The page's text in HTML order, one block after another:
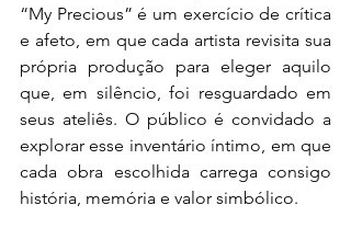
“My Precious” é um exercício de crítica
e afeto, em que cada artista revisita sua
própria produção para eleger aquilo
que, em silêncio, foi resguardado em
seus ateliês. O público é convidado a
explorar esse inventário íntimo, em que
cada obra escolhida carrega consigo
história, memória e valor simbólico.